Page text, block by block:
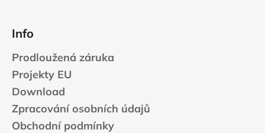
Info
Prodloužená záruka
Projekty EU
Download
Zpracování osobních údajů
Obchodní podmínky